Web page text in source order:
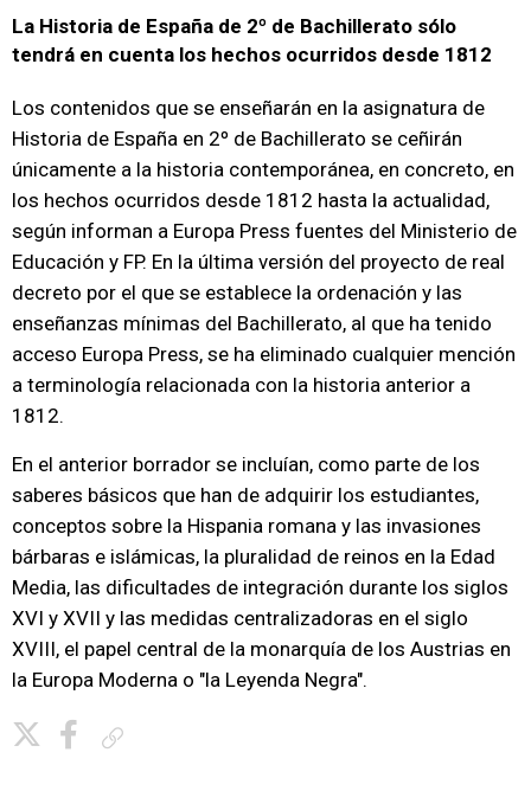
La Historia de España de 2º de Bachillerato sólo
tendrá en cuenta los hechos ocurridos desde 1812
Los contenidos que se enseñarán en la asignatura de
Historia de España en 2º de Bachillerato se ceñirán
únicamente a la historia contemporánea, en concreto, en
los hechos ocurridos desde 1812 hasta la actualidad,
según informan a Europa Press fuentes del Ministerio de
Educación y FP. En la última versión del proyecto de real
decreto por el que se establece la ordenación y las
enseñanzas mínimas del Bachillerato, al que ha tenido
acceso Europa Press, se ha eliminado cualquier mención
a terminología relacionada con la historia anterior a
1812.
En el anterior borrador se incluían, como parte de los
saberes básicos que han de adquirir los estudiantes,
conceptos sobre la Hispania romana y las invasiones
bárbaras e islámicas, la pluralidad de reinos en la Edad
Media, las dificultades de integración durante los siglos
XVI y XVII y las medidas centralizadoras en el siglo
XVIII, el papel central de la monarquía de los Austrias en
la Europa Moderna o "la Leyenda Negra".